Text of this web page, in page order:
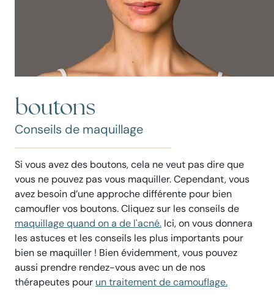
boutons
Conseils de maquillage
Si vous avez des boutons, cela ne veut pas dire que
vous ne pouvez pas vous maquiller. Cependant, vous
avez besoin d’une approche différente pour bien
camoufler vos boutons. Cliquez sur les conseils de
maquillage quand on a de l'acné. Ici, on vous donnera
les astuces et les conseils les plus importants pour
bien se maquiller ! Bien évidemment, vous pouvez
aussi prendre rendez-vous avec un de nos
thérapeutes pour un traitement de camouflage.